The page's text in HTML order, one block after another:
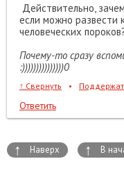
Действительно,
если можно развести
человеческих
Почему-то сразу
:)))))))))))))))0
↑ Свернуть •
Ответить
↑ Наверх ↑ В